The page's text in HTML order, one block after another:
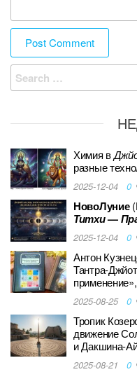
Search
for:
Химия в
разные
2025-12-04 0
НовоЛуние
Титхи—
2025-12-04 0
Антон
Тантра-
2025-08-25 0
Тропик
движение
и Дакшина-
2025-08-21 0